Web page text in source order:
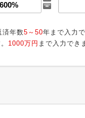
年数5～50年まで入力で
1000万円 まで入力でき